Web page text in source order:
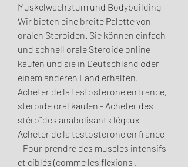
Muskelwachstum und Bodybuilding
Wir bieten eine breite Palette von
oralen Steroiden. Sie können einfach
und schnell orale Steroide online
kaufen und sie in Deutschland oder
einem anderen Land erhalten.
Acheter de la testosterone en france,
steroide oral kaufen - Acheter des
stéroïdes anabolisants légaux
Acheter de la testosterone en france -
- Pour prendre des muscles intensifs
et ciblés (comme les flexions ,